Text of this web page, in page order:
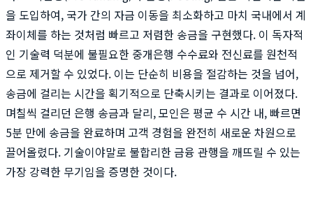
을 도입하여, 국가 간의 자금 이동을 최소화하고 마치 국내에서 계
좌이체를 하는 것처럼 빠르고 저렴한 송금을 구현했다. 이 독자적
인 기술력 덕분에 불필요한 중개은행 수수료와 전신료를 원천적
으로 제거할 수 있었다. 이는 단순히 비용을 절감하는 것을 넘어,
송금에 걸리는 시간을 획기적으로 단축시키는 결과로 이어졌다.
며칠씩 걸리던 은행 송금과 달리, 모인은 평균 수 시간 내, 빠르면
5분 만에 송금을 완료하며 고객 경험을 완전히 새로운 차원으로
끌어올렸다. 기술이야말로 불합리한 금융 관행을 깨뜨릴 수 있는
가장 강력한 무기임을 증명한 것이다.